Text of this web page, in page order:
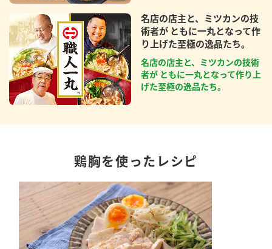
名店の店主と、ミツカンの技
術者が ともに一丸となって作
り上げた至極の逸品たち。
名店の店主と、ミツカンの技術
者が ともに一丸となって作り上
げた至極の逸品たち。
鶏胸を使ったレシピ